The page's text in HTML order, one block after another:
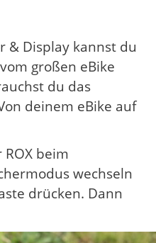
& Display kannst du
großen eBike
du das
deinem eBike auf
beim
wechseln
drücken. Dann